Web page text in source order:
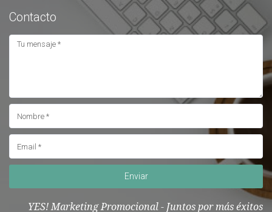
Contacto
Enviar
YES! Marketing Promocional - Juntos por más éxitos